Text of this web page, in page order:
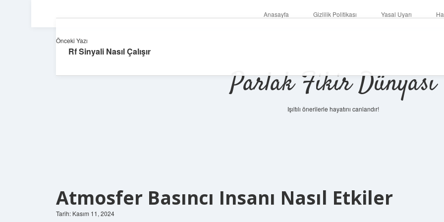
Anasayfa Gizlilik Politikası Yasal Uyarı
Parlak Fikir Dünyası
Işıltılı önerilerle hayatını canlandır!
Atmosfer Basıncı Insanı Nasıl Etkiler
Tarih: Kasım 11, 2024
Önceki Yazı
Rf Sinyali Nasıl Çalışır